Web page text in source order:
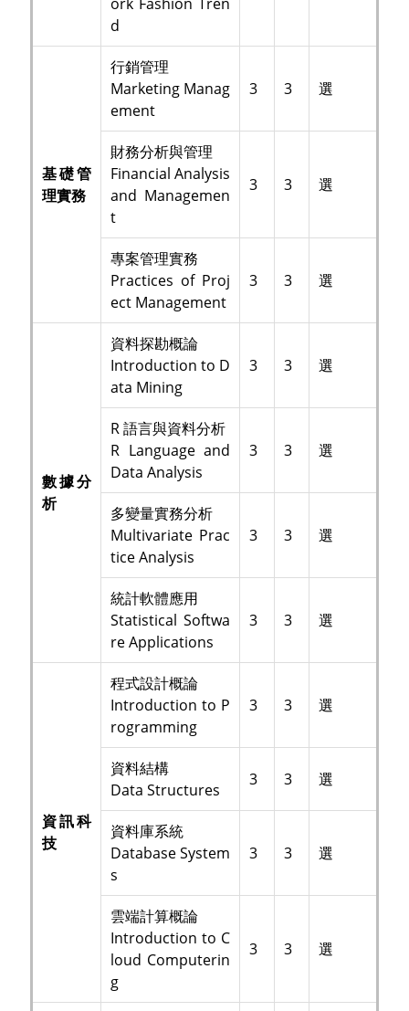
d
基礎管
理實務
行銷管理
Marketing Manag
ement
3 3 選
財務分析與管理
Financial Analysis
and Managemen
t
3 3 選
專案管理實務
Practices of Proj
ect Management
3 3 選
數據分
析
資料探勘概論
Introduction to D
ata Mining
3 3 選
R 語言與資料分析
R Language and
Data Analysis
3 3 選
多變量實務分析
Multivariate Prac
tice Analysis
3 3 選
統計軟體應用
Statistical Softwa
re Applications
3 3 選
資訊科
技
程式設計概論
Introduction to P
rogramming
3 3 選
資料結構
Data Structures
3 3 選
資料庫系統
Database System
s
3 3 選
雲端計算概論
Introduction to C
loud Computerin
g
3 3 選